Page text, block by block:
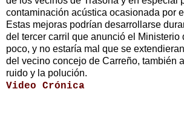
contaminación acústica ocasionada por
Estas mejoras podrían desarrollarse
del tercer carril que anunció el Ministerio
poco, y no estaría mal que se
del vecino concejo de Carreño, también
ruido y la polución.
Video Crónica